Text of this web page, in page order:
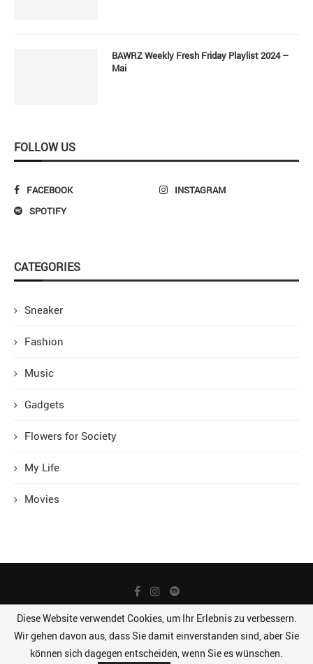
BAWRZ Weekly Fresh Friday Playlist 2024 –
Mai
FOLLOW US
FACEBOOK
INSTAGRAM
SPOTIFY
CATEGORIES
Sneaker
Fashion
Music
Gadgets
Flowers for Society
My Life
Movies
Datenschutz Impressum
Diese Website verwendet Cookies, um Ihr Erlebnis zu verbessern.
Wir gehen davon aus, dass Sie damit einverstanden sind, aber Sie
können sich dagegen entscheiden, wenn Sie es wünschen.